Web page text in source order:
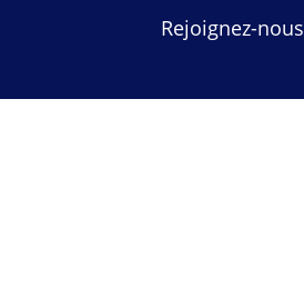
Rejoignez-nous